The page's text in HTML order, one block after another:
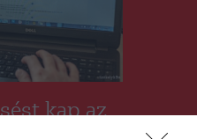
kap az